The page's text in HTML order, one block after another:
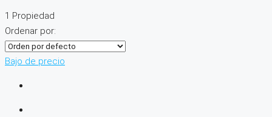
1 Propiedad
Ordenar por:
Bajo de precio